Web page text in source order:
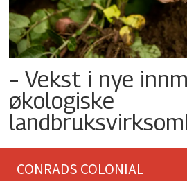
– Vekst i nye
økologiske
CONRADS COLONIAL